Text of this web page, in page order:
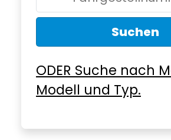
Suchen
ODER Suche nach
Modell und Typ.